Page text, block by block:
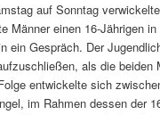
auf Sonntag
Männer einen 16-Jährigen in
ein Gespräch. Der
als die beiden
entwickelte sich
im Rahmen dessen der